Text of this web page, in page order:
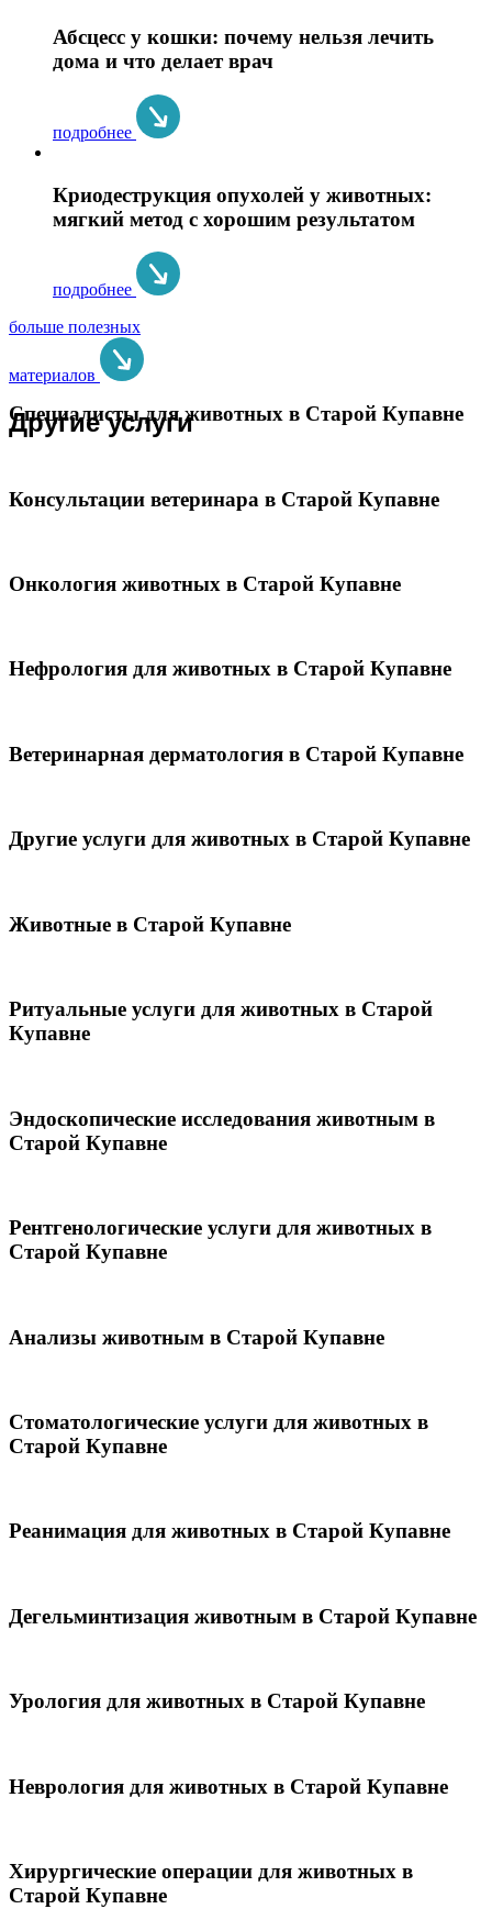
Абсцесс у кошки: почему нельзя лечить
дома и что делает врач
подробнее
Криодеструкция опухолей у животных:
мягкий метод с хорошим результатом
подробнее
больше полезных
материалов
Другие услуги
Специалисты для животных в Старой Купавне
Консультации ветеринара в Старой Купавне
Онкология животных в Старой Купавне
Нефрология для животных в Старой Купавне
Ветеринарная дерматология в Старой Купавне
Другие услуги для животных в Старой Купавне
Животные в Старой Купавне
Ритуальные услуги для животных в Старой
Купавне
Эндоскопические исследования животным в
Старой Купавне
Рентгенологические услуги для животных в
Старой Купавне
Анализы животным в Старой Купавне
Стоматологические услуги для животных в
Старой Купавне
Реанимация для животных в Старой Купавне
Дегельминтизация животным в Старой Купавне
Урология для животных в Старой Купавне
Неврология для животных в Старой Купавне
Хирургические операции для животных в
Старой Купавне